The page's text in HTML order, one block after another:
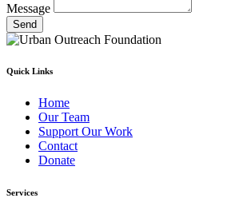
Message
Send
Quick Links
Home
Our Team
Support Our Work
Contact
Donate
Services